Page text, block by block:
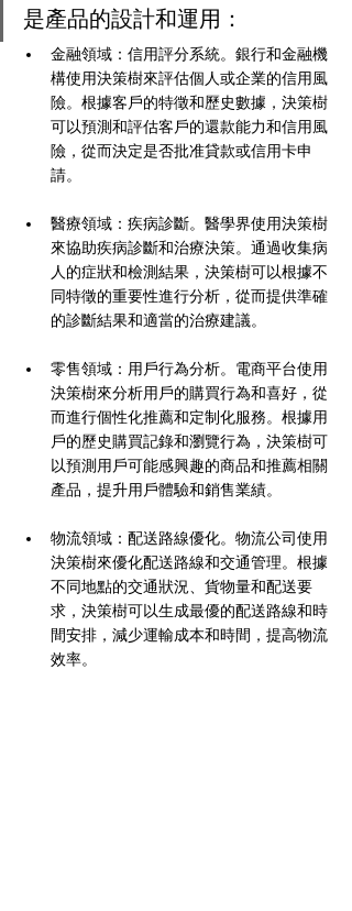
是產品的設計和運用：
金融領域：信用評分系統。銀行和金融機
構使用決策樹來評估個人或企業的信用風
險。根據客戶的特徵和歷史數據，決策樹
可以預測和評估客戶的還款能力和信用風
險，從而決定是否批准貸款或信用卡申
請。
醫療領域：疾病診斷。醫學界使用決策樹
來協助疾病診斷和治療決策。通過收集病
人的症狀和檢測結果，決策樹可以根據不
同特徵的重要性進行分析，從而提供準確
的診斷結果和適當的治療建議。
零售領域：用戶行為分析。電商平台使用
決策樹來分析用戶的購買行為和喜好，從
而進行個性化推薦和定制化服務。根據用
戶的歷史購買記錄和瀏覽行為，決策樹可
以預測用戶可能感興趣的商品和推薦相關
產品，提升用戶體驗和銷售業績。
物流領域：配送路線優化。物流公司使用
決策樹來優化配送路線和交通管理。根據
不同地點的交通狀況、貨物量和配送要
求，決策樹可以生成最優的配送路線和時
間安排，減少運輸成本和時間，提高物流
效率。